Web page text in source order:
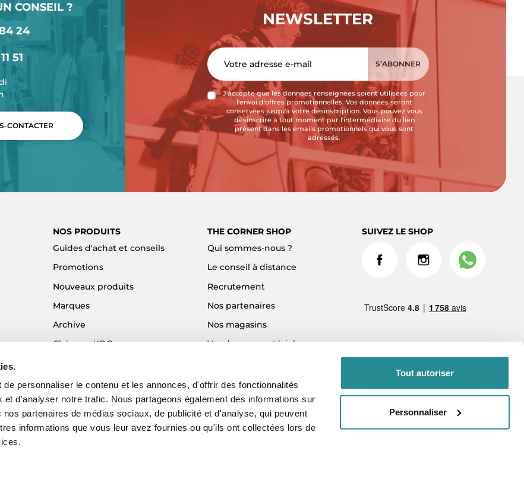
personnaliser le contenu et les annonces, d'offrir des fonctionnalités
d'analyser notre trafic. Nous partageons également des informations sur
partenaires de médias sociaux, de publicité et d'analyse, qui peuvent
informations que vous leur avez fournies ou qu'ils ont collectées lors de
Tout autoriser
Personnaliser
CONSEIL ?
24
51
CONTACTER
NEWSLETTER
J'accepte que les données renseignées soient utilisées pour
l'envoi d'offres promotionnelles. Vos données seront
conservées jusqu'à votre désinscription. Vous pouvez vous
désinscrire à tout moment par l'intermédiaire du lien
présent dans les emails promotionnels qui vous sont
adressés.
NOS PRODUITS
Guides d'achat et conseils
Promotions
Nouveaux produits
Marques
Archive
Chèques KDO
THE CORNER SHOP
Qui sommes-nous ?
Le conseil à distance
Recrutement
Nos partenaires
Nos magasins
Vendre son matériel
Blog
SUIVEZ LE SHOP